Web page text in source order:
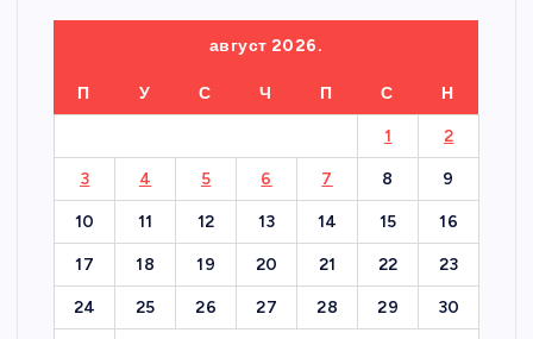
август 2026.
П У С Ч П С Н
1 2
3 4 5 6 7 8 9
10 11 12 13 14 15 16
17 18 19 20 21 22 23
24 25 26 27 28 29 30